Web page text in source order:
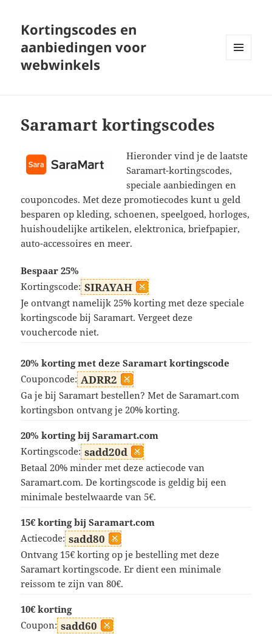
Kortingscodes en
aanbiedingen voor
webwinkels
Saramart kortingscodes
Hieronder vind je de laatste
Saramart-kortingscodes,
speciale aanbiedingen en
couponcodes. Met deze promotiecodes kunt u geld
besparen op kleding, schoenen, speelgoed, horloges,
huishoudelijke artikelen, elektronica, briefpapier,
auto-accessoires en meer.
Bespaar 25%
Kortingscode: SIRAYAH
Je ontvangt namelijk 25% korting met deze speciale
kortingscode bij Saramart. Vergeet deze
vouchercode niet.
20% korting met deze Saramart kortingscode
Couponcode: ADRR2
Ga je bij Saramart bestellen? Met de Saramart.com
kortingsbon ontvang je 20% korting.
20% korting bij Saramart.com
Kortingscode: sadd20d
Betaal 20% minder met deze actiecode van
Saramart.com. De kortingscode is geldig bij een
minimale bestelwaarde van 5€.
15€ korting bij Saramart.com
Actiecode: sadd80
Ontvang 15€ korting op je bestelling met deze
Saramart kortingscode. Er dient een minimale
reissom te zijn van 80€.
10€ korting
Coupon: sadd60